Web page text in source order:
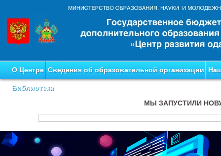
О Центре Сведения об образовательной организации
Библиотека
МЫ ЗАПУСТИЛИ